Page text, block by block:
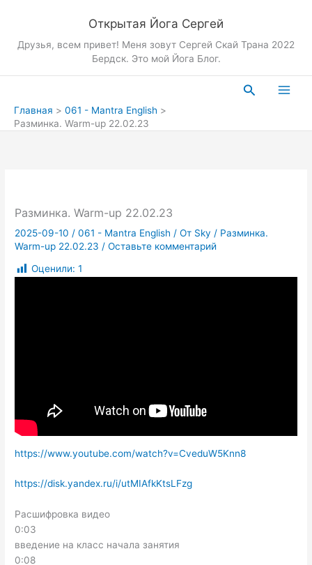
Открытая Йога Сергей
Друзья, всем привет! Меня зовут Сергей Скай Трана 2022
Бердск. Это мой Йога Блог.
Поиск
Главная
061 - Mantra English
Разминка. Warm-up 22.02.23
Разминка. Warm-up 22.02.23
2025-09-10 /061 - Mantra English / От Sky / Разминка.
Warm-up 22.02.23 /Оставьте комментарий
Оценили: 1
https://www.youtube.com/watch?v=CveduW5Knn8
https://disk.yandex.ru/i/utMIAfkKtsLFzg
Расшифровка видео
0:03
введение на класс начала занятия
0:08